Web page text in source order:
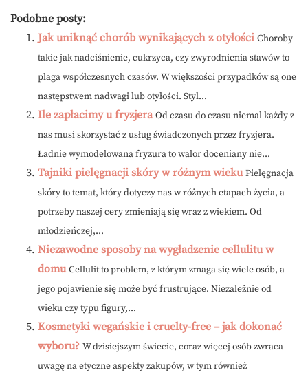
Podobne posty:
Jak uniknąć chorób wynikających z otyłości Choroby
takie jak nadciśnienie, cukrzyca, czy zwyrodnienia stawów to
plaga współczesnych czasów. W większości przypadków są one
następstwem nadwagi lub otyłości. Styl...
Ile zapłacimy u fryzjera Od czasu do czasu niemal każdy z
nas musi skorzystać z usług świadczonych przez fryzjera.
Ładnie wymodelowana fryzura to walor doceniany nie...
Tajniki pielęgnacji skóry w różnym wieku Pielęgnacja
skóry to temat, który dotyczy nas w różnych etapach życia, a
potrzeby naszej cery zmieniają się wraz z wiekiem. Od
młodzieńczej,...
Niezawodne sposoby na wygładzenie cellulitu w
domu Cellulit to problem, z którym zmaga się wiele osób, a
jego pojawienie się może być frustrujące. Niezależnie od
wieku czy typu figury,...
Kosmetyki wegańskie i cruelty-free – jak dokonać
wyboru? W dzisiejszym świecie, coraz więcej osób zwraca
uwagę na etyczne aspekty zakupów, w tym również